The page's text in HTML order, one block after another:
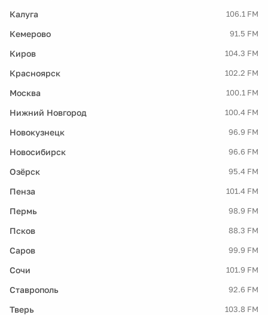
Калуга 106.1 FM
Кемерово 91.5 FM
Киров 104.3 FM
Красноярск 102.2 FM
Москва 100.1 FM
Нижний Новгород 100.4 FM
Новокузнецк 96.9 FM
Новосибирск 96.6 FM
Озёрск 95.4 FM
Пенза 101.4 FM
Пермь 98.9 FM
Псков 88.3 FM
Саров 99.9 FM
Сочи 101.9 FM
Ставрополь 92.6 FM
Тверь 103.8 FM